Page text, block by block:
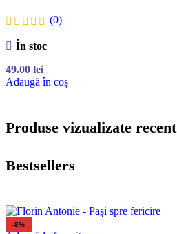
(0)
În stoc
49.00 lei
Adaugă în coș
Produse vizualizate recent
Bestsellers
-8%